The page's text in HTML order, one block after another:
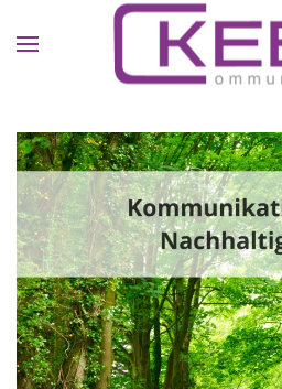
Skip to main content